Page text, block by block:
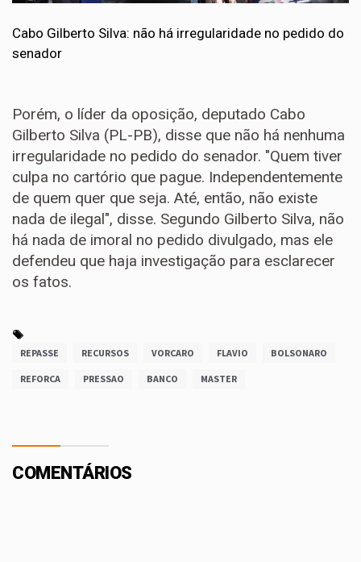
Cabo Gilberto Silva: não há irregularidade no pedido do
senador
Porém, o líder da oposição, deputado Cabo
Gilberto Silva (PL-PB), disse que não há nenhuma
irregularidade no pedido do senador. "Quem tiver
culpa no cartório que pague. Independentemente
de quem quer que seja. Até, então, não existe
nada de ilegal", disse. Segundo Gilberto Silva, não
há nada de imoral no pedido divulgado, mas ele
defendeu que haja investigação para esclarecer
os fatos.
REPASSE RECURSOS VORCARO FLAVIO BOLSONARO
REFORCA PRESSAO BANCO MASTER
COMENTÁRIOS